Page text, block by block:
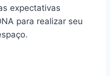
expectativas
para realizar seu